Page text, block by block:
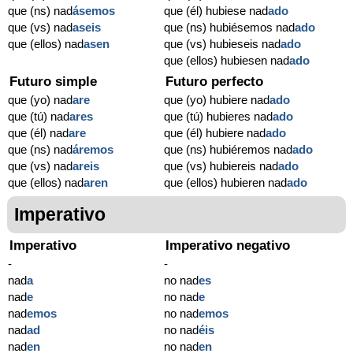
que (ns) nadásemos
que (vs) nadaseis
que (ellos) nadasen
que (él) hubiese nadado
que (ns) hubiésemos nadado
que (vs) hubieseis nadado
que (ellos) hubiesen nadado
Futuro simple
que (yo) nadare
que (tú) nadares
que (él) nadare
que (ns) nadáremos
que (vs) nadareis
que (ellos) nadaren
Futuro perfecto
que (yo) hubiere nadado
que (tú) hubieres nadado
que (él) hubiere nadado
que (ns) hubiéremos nadado
que (vs) hubiereis nadado
que (ellos) hubieren nadado
Imperativo
Imperativo
-
nada
nade
nademos
nadad
naden
Imperativo negativo
-
no nades
no nade
no nademos
no nadéis
no naden